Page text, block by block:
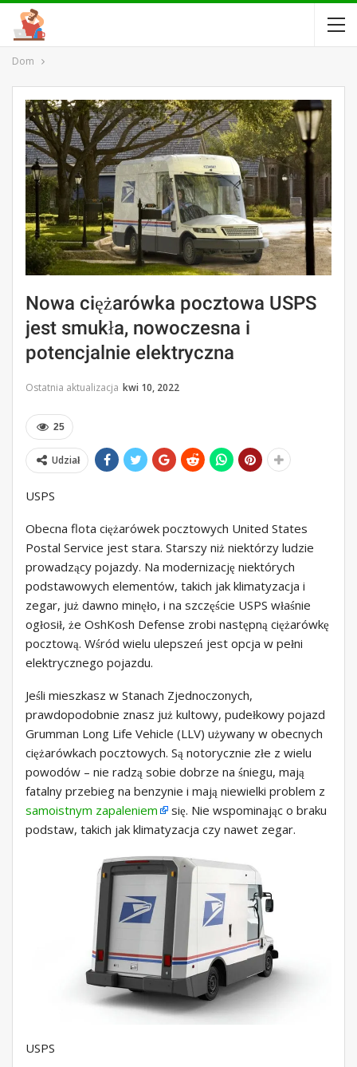
Dom
Nowa ciężarówka pocztowa USPS
jest smukła, nowoczesna i
potencjalnie elektryczna
Ostatnia aktualizacja kwi 10, 2022
25
Udział
USPS
Obecna flota ciężarówek pocztowych United States
Postal Service jest stara. Starszy niż niektórzy ludzie
prowadzący pojazdy. Na modernizację niektórych
podstawowych elementów, takich jak klimatyzacja i
zegar, już dawno minęło, i na szczęście USPS właśnie
ogłosił, że OshKosh Defense zrobi następną ciężarówkę
pocztową. Wśród wielu ulepszeń jest opcja w pełni
elektrycznego pojazdu.
Jeśli mieszkasz w Stanach Zjednoczonych,
prawdopodobnie znasz już kultowy, pudełkowy pojazd
Grumman Long Life Vehicle (LLV) używany w obecnych
ciężarówkach pocztowych. Są notorycznie złe z wielu
powodów – nie radzą sobie dobrze na śniegu, mają
fatalny przebieg na benzynie i mają niewielki problem z
samoistnym zapaleniem
się. Nie wspominając o braku
podstaw, takich jak klimatyzacja czy nawet zegar.
USPS